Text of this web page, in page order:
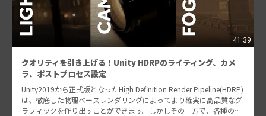
41:39
クオリティを引き上げる！Unity HDRPのライティング、カメ
ラ、ポストプロセス設定
Unity2019から正式版となったHigh Definition Render Pipeline(HDRP)
は、徹底した物理ベースレンダリングによってより確実に高品質なグ
ラフィックを作り出すことができます。しかしその一方で、各種の設